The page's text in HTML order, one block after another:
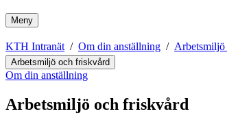
Meny
KTH Intranät Om din anställning
Arbetsmiljö och friskvård
Om din anställning
Arbetsmiljö och friskvård